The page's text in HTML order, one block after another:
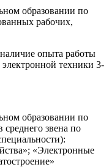
образовании по
рабочих,
опыта работы
техники 3-
образовании по
звена по
«Электронные